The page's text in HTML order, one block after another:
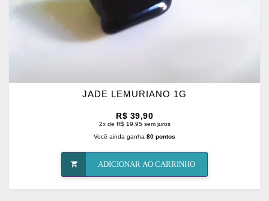
JADE LEMURIANO 1G
R$ 39,90
2x de R$ 19,95 sem juros
Você ainda ganha 80 pontos
ADICIONAR AO CARRINHO